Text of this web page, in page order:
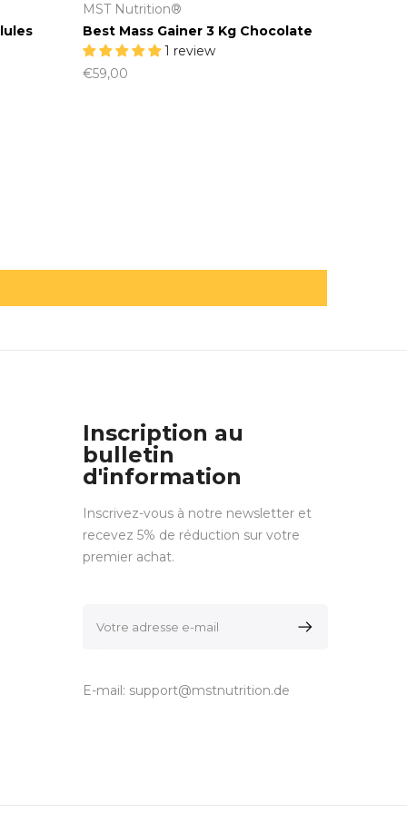
MST Nutrition®
Best Mass Gainer 3 Kg Chocolate
1 review
€59,00
Inscription au
bulletin
d'information
Inscrivez-vous à notre newsletter et
recevez 5% de réduction sur votre
premier achat.
E-mail: support@mstnutrition.de